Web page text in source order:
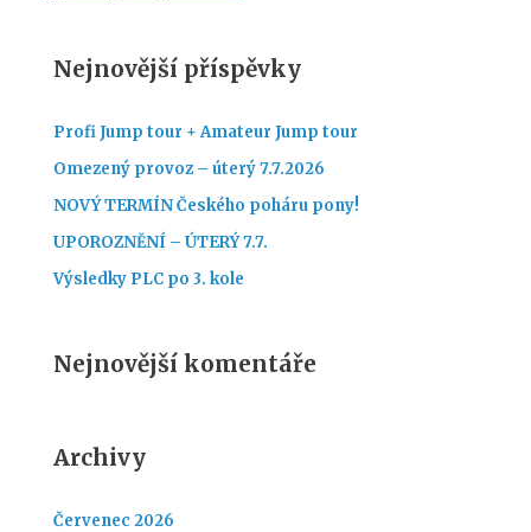
Nejnovější příspěvky
Profi Jump tour + Amateur Jump tour
Omezený provoz – úterý 7.7.2026
NOVÝ TERMÍN Českého poháru pony!
UPOROZNĚNÍ – ÚTERÝ 7.7.
Výsledky PLC po 3. kole
Nejnovější komentáře
Archivy
Červenec 2026